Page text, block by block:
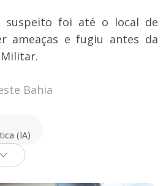
suspeito foi até o local de
ameaças e fugiu antes da
Bahia
(IA)